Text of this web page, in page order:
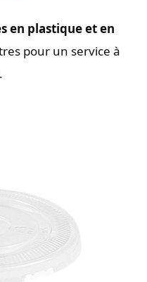
en plastique et en
pour un service à